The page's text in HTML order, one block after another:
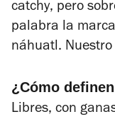
catchy, pero
palabra la
náhuatl.
¿Cómo
Libres, con